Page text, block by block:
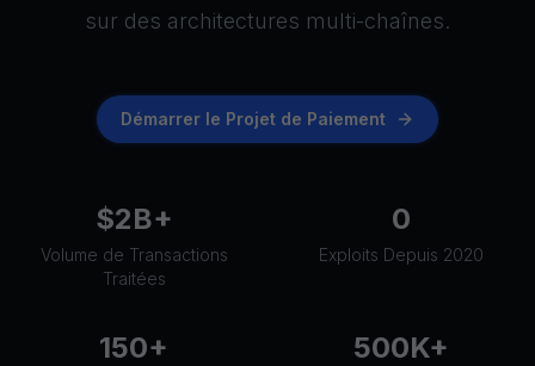
sur des architectures multi-chaînes.
Démarrer le Projet de Paiement
$2B+
Volume de Transactions
Traitées
0
Exploits Depuis 2020
150+ 500K+